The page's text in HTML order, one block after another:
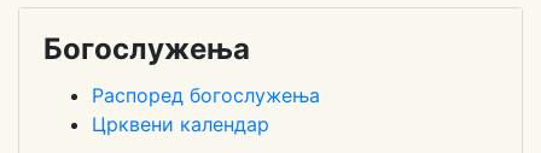
Богослужења
Распоред богослужења
Црквени календар